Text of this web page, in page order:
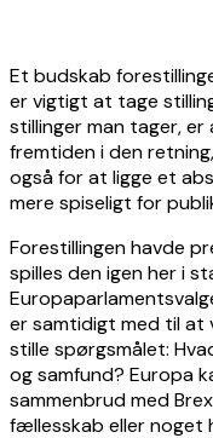
Et budskab
er vigtigt at tage
stillinger man tager, er
fremtiden i den
også for at ligge et
mere spiseligt for
Forestillingen havde
spilles den igen her i
er samtidigt med til at
stille spørgsmålet:
og samfund? Europa
sammenbrud med
fællesskab eller noget